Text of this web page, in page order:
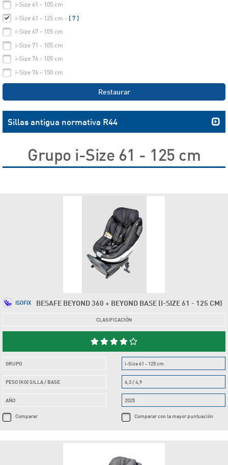
i-Size 61 - 105 cm
i-Size 61 - 125 cm - [ 7 ]
i-Size 67 - 105 cm
i-Size 71 - 105 cm
i-Size 76 - 105 cm
i-Size 76 - 150 cm
Restaurar
Sillas antigua normativa R44
Grupo i-Size 61 - 125 cm
BESAFE BEYOND 360 + BEYOND BASE (I-SIZE 61 - 125 CM)
ISOFIX
CLASIFICACIÓN
GRUPO
PESO (KG) SILLA / BASE
AÑO
Comparar
i-Size 61 - 125 cm
6,3 / 4,9
2025
Comparar con la mayor puntuación